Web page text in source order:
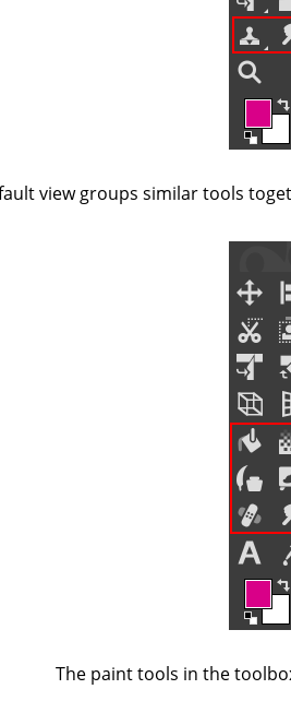
view groups similar tools
The paint tools in the